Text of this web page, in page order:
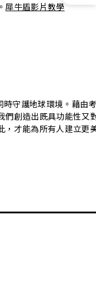
犀牛盾影片教學
時守護地球環境。藉由
們創造出既具功能性又
，才能為所有人建立更